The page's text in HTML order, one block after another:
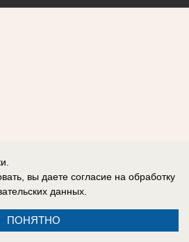
вы даете согласие на обработку
данных.
ПОНЯТНО